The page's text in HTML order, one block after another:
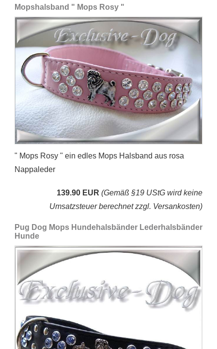
Mopshalsband " Mops Rosy "
" Mops Rosy " ein edles Mops Halsband aus rosa
Nappaleder
139.90 EUR (Gemäß §19 UStG wird keine
Umsatzsteuer berechnet zzgl. Versankosten)
Pug Dog Mops Hundehalsbänder Lederhalsbänder
Hunde